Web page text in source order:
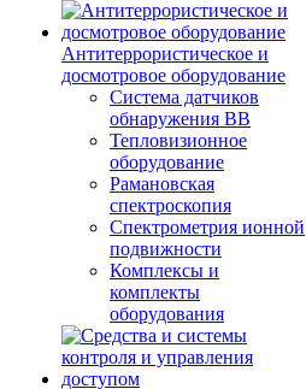
Антитеррористическое и
досмотровое оборудование
Cистема датчиков
обнаружения ВВ
Тепловизионное
оборудование
Рамановская
спектроскопия
Спектрометрия ионной
подвижности
Комплексы и
комплекты
оборудования